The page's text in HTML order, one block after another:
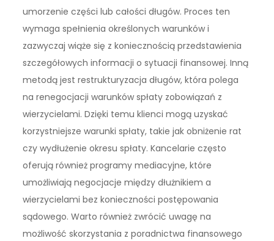
umorzenie części lub całości długów. Proces ten
wymaga spełnienia określonych warunków i
zazwyczaj wiąże się z koniecznością przedstawienia
szczegółowych informacji o sytuacji finansowej. Inną
metodą jest restrukturyzacja długów, która polega
na renegocjacji warunków spłaty zobowiązań z
wierzycielami. Dzięki temu klienci mogą uzyskać
korzystniejsze warunki spłaty, takie jak obniżenie rat
czy wydłużenie okresu spłaty. Kancelarie często
oferują również programy mediacyjne, które
umożliwiają negocjacje między dłużnikiem a
wierzycielami bez konieczności postępowania
sądowego. Warto również zwrócić uwagę na
możliwość skorzystania z poradnictwa finansowego